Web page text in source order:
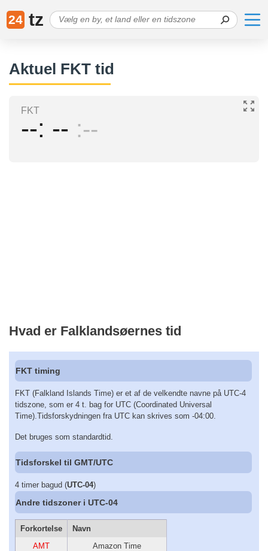
24 tz
Aktuel FKT tid
FKT
-- -- --
Hvad er Falklandsøernes tid
FKT timing
FKT (Falkland Islands Time) er et af de velkendte navne på UTC-4
tidszone, som er 4 t. bag for UTC (Coordinated Universal
Time).Tidsforskydningen fra UTC kan skrives som -04:00.
Det bruges som standardtid.
Tidsforskel til GMT/UTC
4 timer bagud (UTC-04)
Andre tidszoner i UTC-04
Forkortelse
Navn
AMT
Amazon Time